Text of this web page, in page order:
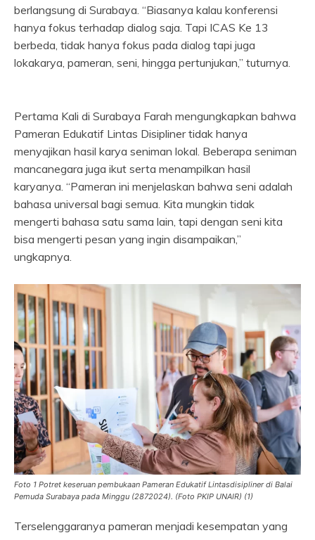
berlangsung di Surabaya. “Biasanya kalau konferensi
hanya fokus terhadap dialog saja. Tapi ICAS Ke 13
berbeda, tidak hanya fokus pada dialog tapi juga
lokakarya, pameran, seni, hingga pertunjukan,” tuturnya.
Pertama Kali di Surabaya Farah mengungkapkan bahwa
Pameran Edukatif Lintas Disipliner tidak hanya
menyajikan hasil karya seniman lokal. Beberapa seniman
mancanegara juga ikut serta menampilkan hasil
karyanya. “Pameran ini menjelaskan bahwa seni adalah
bahasa universal bagi semua. Kita mungkin tidak
mengerti bahasa satu sama lain, tapi dengan seni kita
bisa mengerti pesan yang ingin disampaikan,”
ungkapnya.
Foto 1 Potret keseruan pembukaan Pameran Edukatif Lintasdisipliner di Balai
Pemuda Surabaya pada Minggu (2872024). (Foto PKIP UNAIR) (1)
Terselenggaranya pameran menjadi kesempatan yang